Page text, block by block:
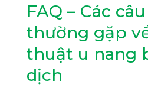
FAQ – Các
thường gặp
thuật u nang
dịch